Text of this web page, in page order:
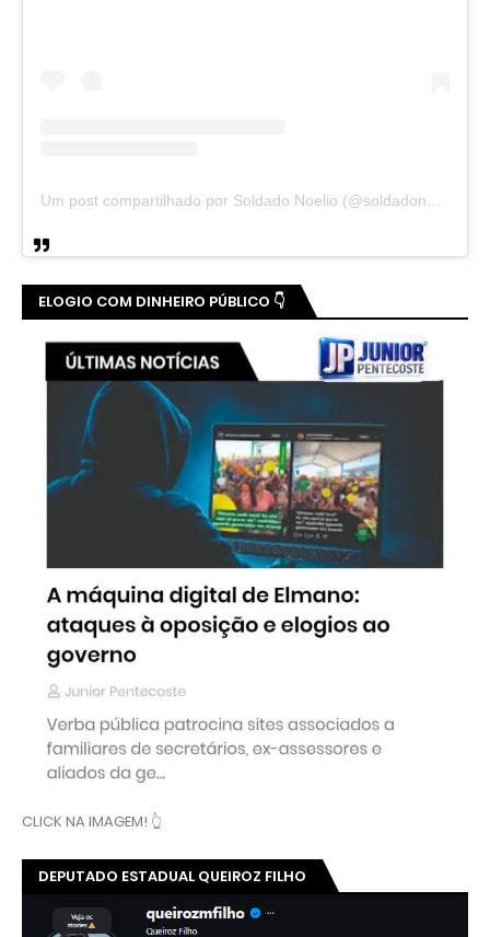
Um post compartilhado por Soldado Noelio (@soldadonoelio)
ELOGIO COM DINHEIRO PÚBLICO 👇
CLICK NA IMAGEM! 👆
DEPUTADO ESTADUAL QUEIROZ FILHO